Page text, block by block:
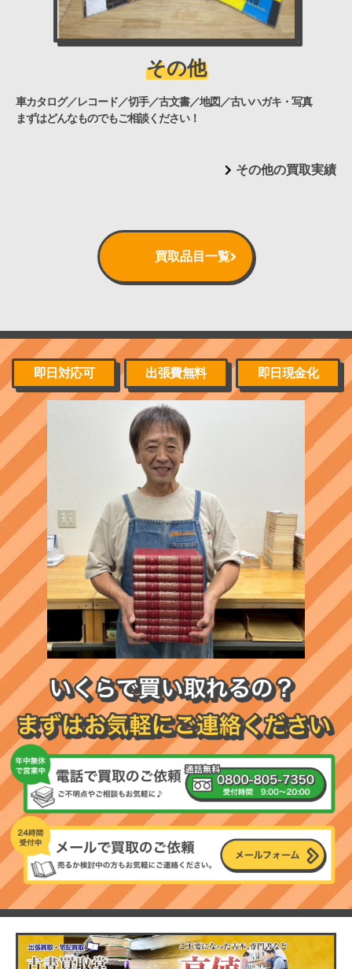
その他
車カタログ／レコード／切手／古文書／地図／古いハガキ・写真
まずはどんなものでもご相談ください！
その他の買取実績
買取品目一覧
即日対応可 出張費無料 即日現金化